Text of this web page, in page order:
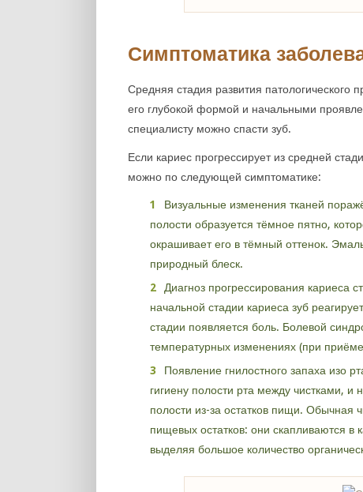
Симптоматика
Средняя стадия развития
его глубокой формой и начальными
специалисту можно спасти зуб.
Если кариес прогрессирует из средней
можно по следующей симптоматике:
Визуальные изменения тканей
полости образуется тёмное пятно,
окрашивает его в тёмный оттенок.
природный блеск.
Диагноз прогрессирования кариеса
начальной стадии кариеса зуб
стадии появляется боль. Болевой
температурных изменениях (при
Появление гнилостного запаха изо
гигиену полости рта между чистками, и
полости из-за остатков пищи. Обычная
пищевых остатков: они скапливаются в
выделяя большое количество